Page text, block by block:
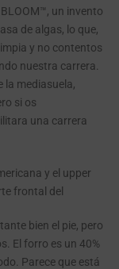
un invento
de algas, lo que,
y no contentos
nuestra carrera.
la mediasuela,
si os
una carrera
y el upper
frontal del
bien el pie, pero
El forro es un 40%
Parece que está